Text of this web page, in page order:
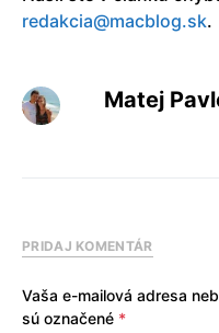
redakcia@macblog.sk.
Matej
PRIDAJ KOMENTÁR
Vaša e-mailová adresa
sú označené *